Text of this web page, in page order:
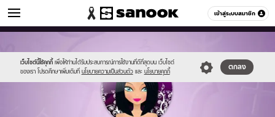
เข้าสู่ระบบสมาชิก
ดูดวง หมวดอื่นๆ
เว็บไซต์นี้ใช้คุกกี้ เพื่อให้ท่านได้รับประสบการณ์การใช้งานที่ดีที่สุดบน เว็บไซต์
ของเรา โปรดศึกษาเพิ่มเติมที่ นโยบายความเป็นส่วนตัว และ นโยบายคุกกี้
ตกลง
new-
sanook.png